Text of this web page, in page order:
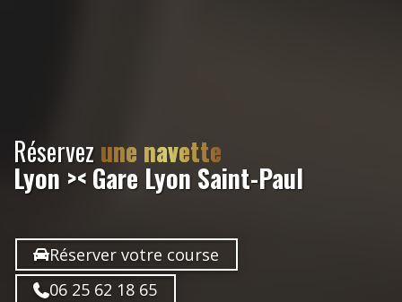
Réservez une navette
Lyon >< Gare Lyon Saint-Paul
Réserver votre course
06 25 62 18 65